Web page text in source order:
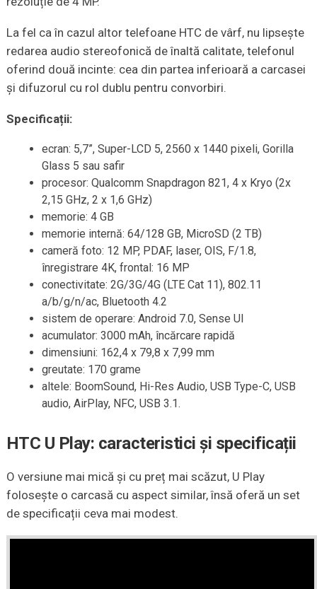
La fel ca în cazul altor telefoane HTC de vârf, nu lipsește
redarea audio stereofonică de înaltă calitate, telefonul
oferind două incinte: cea din partea inferioară a carcasei
și difuzorul cu rol dublu pentru convorbiri.
Specificații:
ecran: 5,7”, Super-LCD 5, 2560 x 1440 pixeli, Gorilla
Glass 5 sau safir
procesor: Qualcomm Snapdragon 821, 4 x Kryo (2x
2,15 GHz, 2 x 1,6 GHz)
memorie: 4 GB
memorie internă: 64/128 GB, MicroSD (2 TB)
cameră foto: 12 MP, PDAF, laser, OIS, F/1.8,
înregistrare 4K, frontal: 16 MP
conectivitate: 2G/3G/4G (LTE Cat 11), 802.11
a/b/g/n/ac, Bluetooth 4.2
sistem de operare: Android 7.0, Sense UI
acumulator: 3000 mAh, încărcare rapidă
dimensiuni: 162,4 x 79,8 x 7,99 mm
greutate: 170 grame
altele: BoomSound, Hi-Res Audio, USB Type-C, USB
audio, AirPlay, NFC, USB 3.1.
HTC U Play: caracteristici și specificații
O versiune mai mică și cu preț mai scăzut, U Play
folosește o carcasă cu aspect similar, însă oferă un set
de specificații ceva mai modest.